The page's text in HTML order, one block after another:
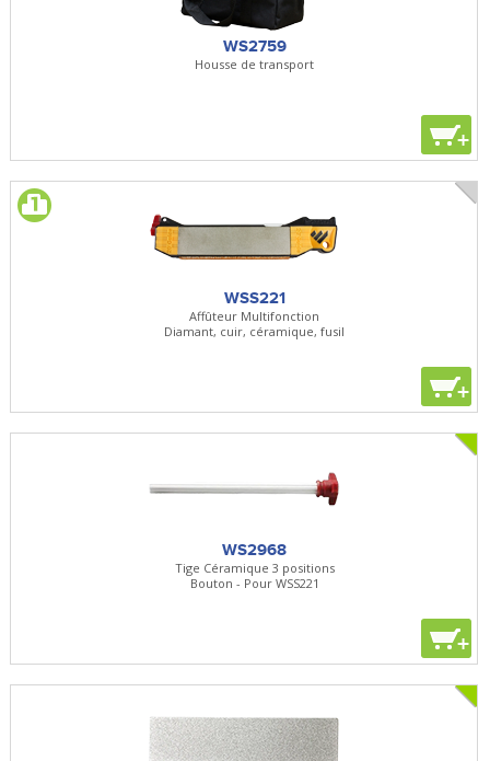
WS2759
Housse de transport
+
WSS221
Affûteur Multifonction
Diamant, cuir, céramique, fusil
+
WS2968
Tige Céramique 3 positions
Bouton - Pour WSS221
+